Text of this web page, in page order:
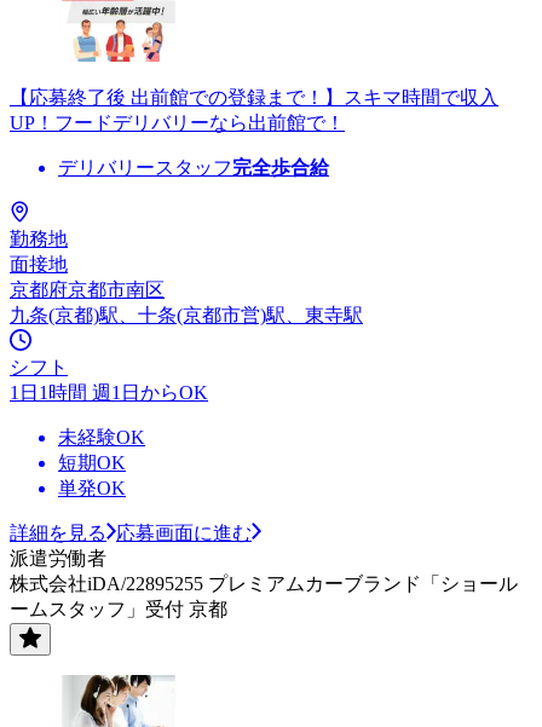
【応募終了後 出前館での登録まで！】スキマ時間で収入
UP！フードデリバリーなら出前館で！
デリバリースタッフ完全歩合給
勤務地
面接地
京都府京都市南区
九条(京都)駅、十条(京都市営)駅、東寺駅
シフト
1日1時間 週1日からOK
未経験OK
短期OK
単発OK
詳細を見る
応募画面に進む
派遣労働者
株式会社iDA/22895255 プレミアムカーブランド「ショール
ームスタッフ」受付 京都